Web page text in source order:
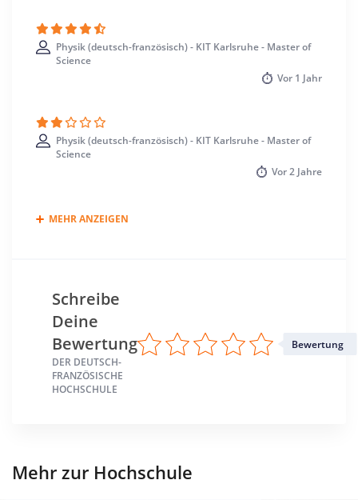
Physik (deutsch-französisch) - KIT Karlsruhe - Master of
Science
Vor 1 Jahr
Physik (deutsch-französisch) - KIT Karlsruhe - Master of
Science
Vor2 Jahre
MEHR ANZEIGEN
Schreibe
Deine
Bewertung
DER DEUTSCH-
FRANZÖSISCHE
HOCHSCHULE
Bewertung
Mehr zur Hochschule